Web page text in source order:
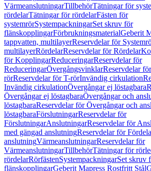
VärmeanslutningarTillbehörTätningar för
rördelarTätningar för rördelarFästen för
systemrörSystempackningarSet skruv för
flänskopplingarFörbrukningsmaterialGeberit
tappvatten, multilayerReservdelar för
multilayerRördelarReservdelar för Rördelar
för KopplingarReduceringarReservdelar för
ReduceringarÖvergångsvinklarReservdelar
rörReservdelar för T-rörInvändig cirkulation
Invändig cirkulationÖvergångar ej löstagbara
Övergångar ej löstagbaraÖvergångar och
löstagbaraReservdelar för Övergångar och
löstagbaraFörslutningarReservdelar för
FörslutningarAnslutningarReservdelar för
med gängad anslutningReservdelar för
anslutningVärmeanslutningarReservdelar för
VärmeanslutningarTillbehörTätningar för
rördelarRörfästenSystempackningarSet skruv
flänskopplingarGeberit Mapress Rostfritt Stål